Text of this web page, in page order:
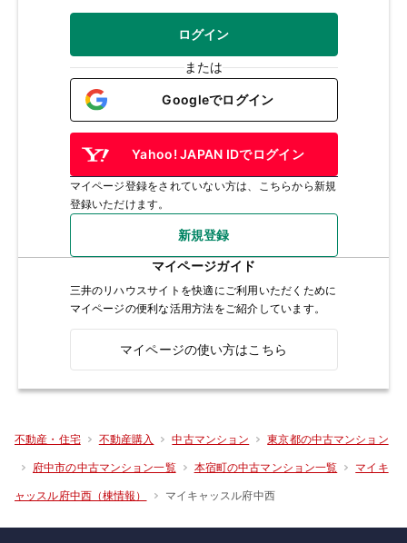
ログイン
または
Googleでログイン
Yahoo! JAPAN IDでログイン
マイページ登録をされていない方は、こちらから新規
登録いただけます。
新規登録
マイページガイド
三井のリハウスサイトを快適にご利用いただくために
マイページの便利な活用方法をご紹介しています。
マイページの使い方はこちら
不動産・住宅 不動産購入 中古マンション 東京都の中古マンション
府中市の中古マンション一覧 本宿町の中古マンション一覧 マイキ
ャッスル府中西（棟情報） マイキャッスル府中西